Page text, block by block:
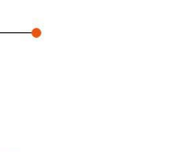
況，依本公司
公司將視審查